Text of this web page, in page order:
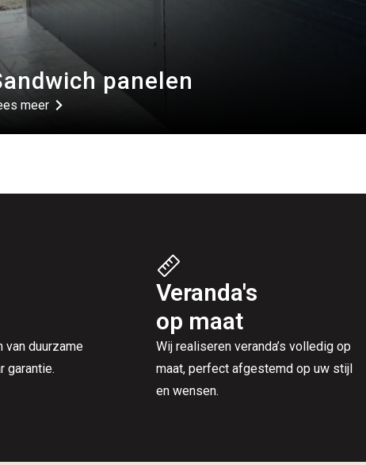
panelen
meer
van duurzame
garantie.
Veranda's
op maat
Wij realiseren veranda’s volledig op
maat, perfect afgestemd op uw stijl
en wensen.